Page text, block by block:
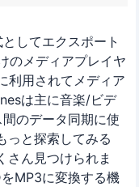
してエクスポート
のメディアプレイヤ
利用されてメディア
は主に音楽/ビデ
のデータ同期に使
っと探索してみる
さん見つけられま
MP3に変換する機